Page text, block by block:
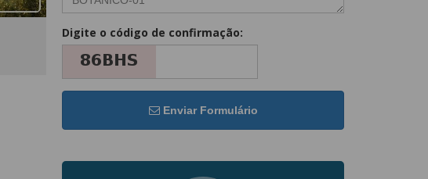
Digite o código de confirmação:
Enviar Formulário